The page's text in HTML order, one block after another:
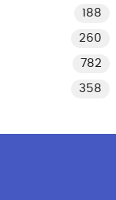
188
260
782
358